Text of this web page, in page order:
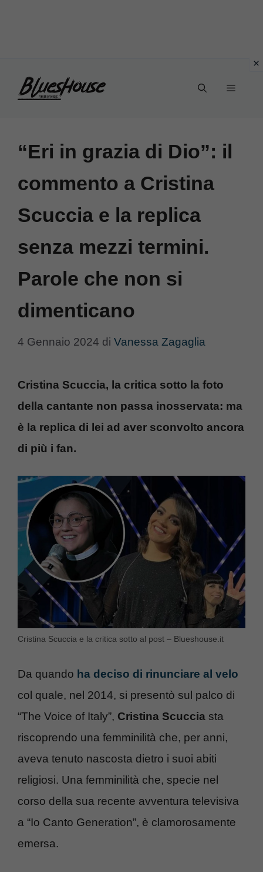
Menu
“Eri in grazia di Dio”: il
commento a Cristina
Scuccia e la replica
senza mezzi termini.
Parole che non si
dimenticano
4 Gennaio 2024 di Vanessa Zagaglia
Cristina Scuccia, la critica sotto la foto
della cantante non passa inosservata: ma
è la replica di lei ad aver sconvolto ancora
di più i fan.
Cristina Scuccia e la critica sotto al post – Blueshouse.it
Da quando ha deciso di rinunciare al velo
col quale, nel 2014, si presentò sul palco di
“The Voice of Italy”, Cristina Scuccia sta
riscoprendo una femminilità che, per anni,
aveva tenuto nascosta dietro i suoi abiti
religiosi. Una femminilità che, specie nel
corso della sua recente avventura televisiva
a “Io Canto Generation”, è clamorosamente
emersa.